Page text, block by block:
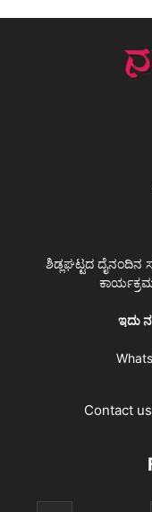
ಶಿಡ್ಲಘಟ್ಟದ ದೈನಂದಿನ
ಇದು
Contact